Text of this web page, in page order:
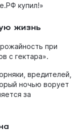
купил!»
жизнь
при
с гектара».
вредителей,
ночью ворует
за